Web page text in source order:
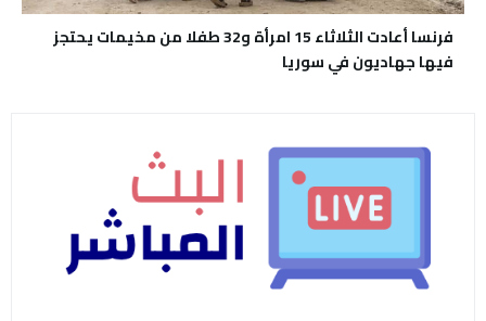
فرنسا أعادت الثلاثاء 15 امرأة و32 طفلا من مخيمات يحتجز
فيها جهاديون في سوريا